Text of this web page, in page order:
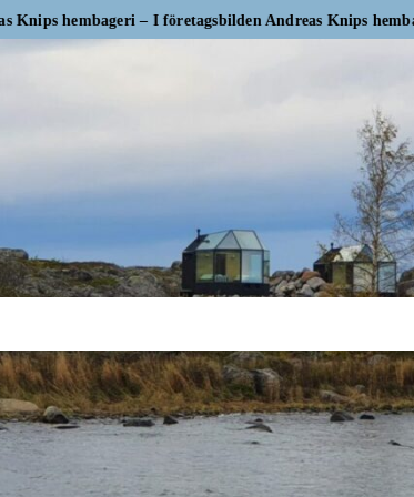
– I företagsbilden Andreas Knips hembageri